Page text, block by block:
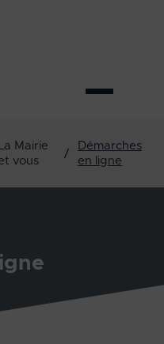
La Mairie
vous
/
Démarches
en ligne